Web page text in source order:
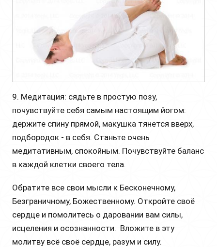
9. Медитация: сядьте в простую позу,
почувствуйте себя самым настоящим йогом:
держите спину прямой, макушка тянется вверх,
подбородок - в себя. Станьте очень
медитативным, спокойным. Почувствуйте баланс
в каждой клетки своего тела.
Обратите все свои мысли к Бесконечному,
Безграничному, Божественному. Откройте своё
сердце и помолитесь о даровании вам силы,
исцеления и осознанности. Вложите в эту
молитву всё своё сердце, разум и силу.